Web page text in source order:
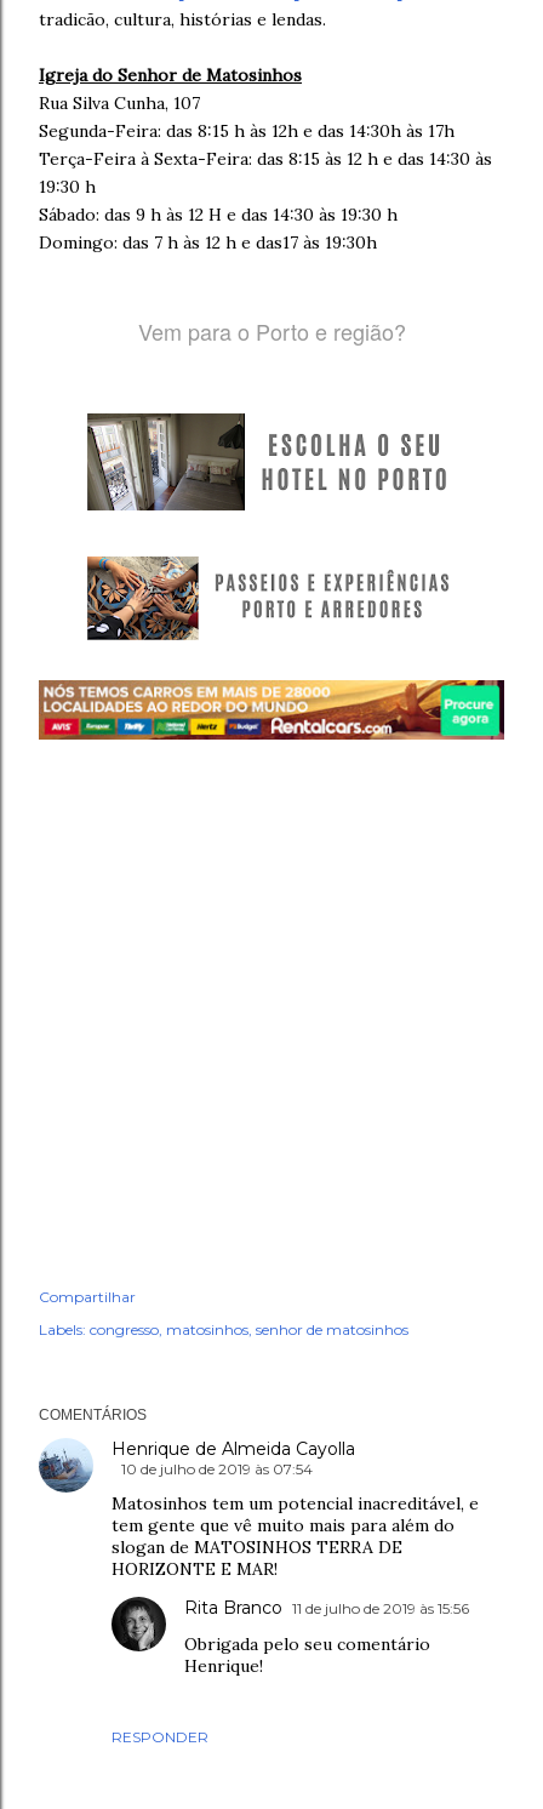
tradicão, cultura, histórias e lendas.
Igreja do Senhor de Matosinhos
Rua Silva Cunha, 107
Segunda-Feira: das 8:15 h às 12h e das 14:30h às 17h
Terça-Feira à Sexta-Feira: das 8:15 às 12 h e das 14:30 às
19:30 h
Sábado: das 9 h às 12 H e das 14:30 às 19:30 h
Domingo: das 7 h às 12 h e das17 às 19:30h
Vem para o Porto e região?
Compartilhar
Labels: congresso matosinhos senhor de matosinhos
COMENTÁRIOS
Henrique de Almeida Cayolla
10 de julho de 2019 às 07:54
Matosinhos tem um potencial inacreditável, e
tem gente que vê muito mais para além do
slogan de MATOSINHOS TERRA DE
HORIZONTE E MAR!
RESPONDER
Rita Branco 11 de julho de 2019 às 15:56
Obrigada pelo seu comentário
Henrique!